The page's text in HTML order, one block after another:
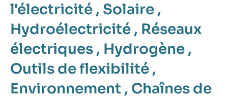
l'électricité , Solaire ,
Hydroélectricité , Réseaux
électriques , Hydrogène ,
Outils de flexibilité ,
Environnement , Chaînes de